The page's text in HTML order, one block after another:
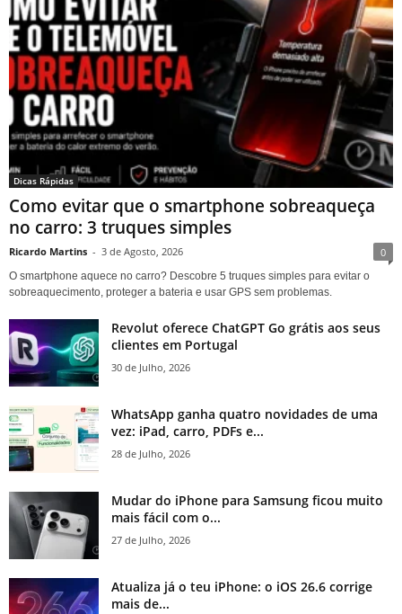
Dicas Rápidas
Como evitar que o smartphone sobreaqueça
no carro: 3 truques simples
Ricardo Martins - 3 de Agosto, 2026 0
O smartphone aquece no carro? Descobre 5 truques simples para evitar o
sobreaquecimento, proteger a bateria e usar GPS sem problemas.
Revolut oferece ChatGPT Go grátis aos seus
clientes em Portugal
30 de Julho, 2026
WhatsApp ganha quatro novidades de uma
vez: iPad, carro, PDFs e...
28 de Julho, 2026
Mudar do iPhone para Samsung ficou muito
mais fácil com o...
27 de Julho, 2026
Atualiza já o teu iPhone: o iOS 26.6 corrige
mais de...